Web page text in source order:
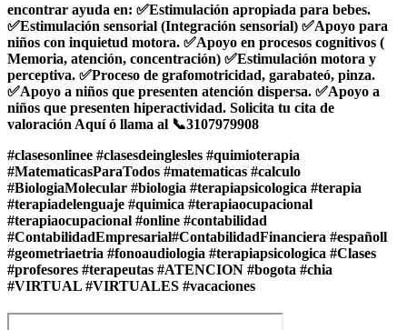
encontrar ayuda en: ✅Estimulación apropiada para bebes.
✅Estimulación sensorial (Integración sensorial) ✅Apoyo para
niños con inquietud motora. ✅Apoyo en procesos cognitivos (
Memoria, atención, concentración) ✅Estimulación motora y
perceptiva. ✅Proceso de grafomotricidad, garabateó, pinza.
✅Apoyo a niños que presenten atención dispersa. ✅Apoyo a
niños que presenten hiperactividad. Solicita tu cita de
valoración Aquí ó llama al 📞3107979908
#clasesonlinee #clasesdeinglesles #quimioterapia
#MatematicasParaTodos #matematicas #calculo
#BiologiaMolecular #biologia #terapiapsicologica #terapia
#terapiadelenguaje #quimica #terapiaocupacional
#terapiaocupacional #online #contabilidad
#ContabilidadEmpresarial#ContabilidadFinanciera #españoll
#geometriaetria #fonoaudiologia #terapiapsicologica #Clases
#profesores #terapeutas #ATENCION #bogota #chia
#VIRTUAL #VIRTUALES #vacaciones